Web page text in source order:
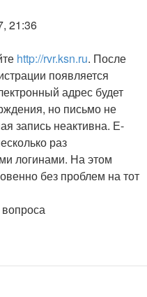
21:36
http://rvr.ksn.ru. После
появляется
адрес будет
но письмо не
запись неактивна. Е-
раз
логинами. На этом
без проблем на тот